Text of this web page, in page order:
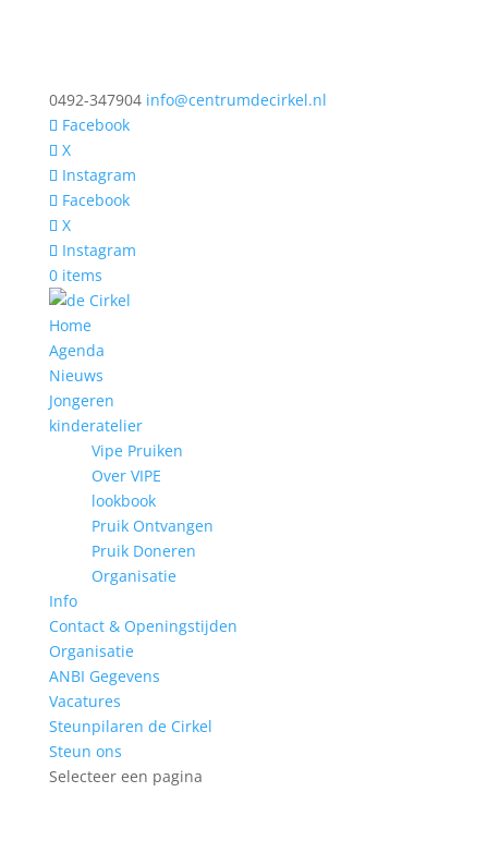
0492-347904 info@centrumdecirkel.nl
Facebook
X
Instagram
Facebook
X
Instagram
0 items
Home
Agenda
Nieuws
Jongeren
kinderatelier
Vipe Pruiken
Over VIPE
lookbook
Pruik Ontvangen
Pruik Doneren
Organisatie
Info
Contact & Openingstijden
Organisatie
ANBI Gegevens
Vacatures
Steunpilaren de Cirkel
Steun ons
Selecteer een pagina